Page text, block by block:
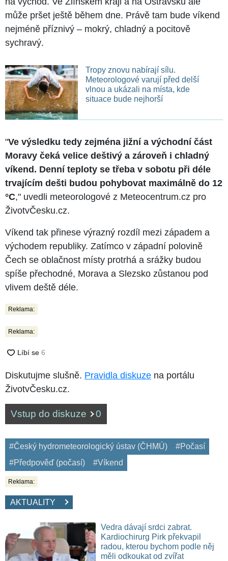
může pršet ještě během dne. Právě tam bude víkend
nejméně příznivý – mokrý, chladný a pocitově
sychravý.
Tropy znovu nabírají sílu.
Meteorologové varují před delší
vlnou a ukázali na místa, kde
situace bude nejhorší
"Ve výsledku tedy zejména jižní a východní část
Moravy čeká velice deštivý a zároveň i chladný
víkend. Denní teploty se třeba v sobotu při déle
trvajícím dešti budou pohybovat maximálně do 12
°C," uvedli meteorologové z Meteocentrum.cz pro
ŽivotvČesku.cz.
Víkend tak přinese výrazný rozdíl mezi západem a
východem republiky. Zatímco v západní polovině
Čech se oblačnost místy protrhá a srážky budou
spíše přechodné, Morava a Slezsko zůstanou pod
vlivem deště déle.
Reklama:
Reklama:
Diskutujme slušně. Pravidla diskuze na portálu
ŽivotvČesku.cz.
Vstup do diskuze 0
#Český hydrometeorologický ústav (ČHMÚ)
#Počasí
#Předpověď (počasí)
#Víkend
Reklama:
AKTUALITY
Vedra dávají srdci zabrat.
Kardiochirurg Pirk překvapil
radou, kterou bychom podle něj
měli odkoukat od zvířat